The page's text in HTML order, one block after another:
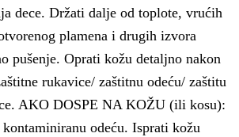
dece. Držati dalje od toplote, vrućih
plamena i drugih izvora
pušenje. Oprati kožu detaljno nakon
rukavice/ zaštitnu odeću/ zaštitu
AKO DOSPE NA KOŽU (ili kosu):
odeću. Isprati kožu